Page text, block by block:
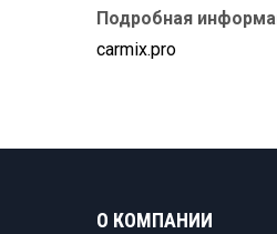
Подробная
carmix.pro
О КОМПАНИИ